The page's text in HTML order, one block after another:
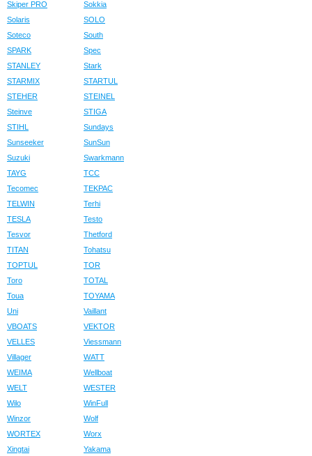
Skiper PRO
Sokkia
Solaris
SOLO
Soteco
South
SPARK
Spec
STANLEY
Stark
STARMIX
STARTUL
STEHER
STEINEL
Steinve
STIGA
STIHL
Sundays
Sunseeker
SunSun
Suzuki
Swarkmann
TAYG
TCC
Tecomec
TEKPAC
TELWIN
Terhi
TESLA
Testo
Tesvor
Thetford
TITAN
Tohatsu
TOPTUL
TOR
Toro
TOTAL
Toua
TOYAMA
Uni
Vaillant
VBOATS
VEKTOR
VELLES
Viessmann
Villager
WATT
WEIMA
Wellboat
WELT
WESTER
Wilo
WinFull
Winzor
Wolf
WORTEX
Worx
Xingtai
Yakama